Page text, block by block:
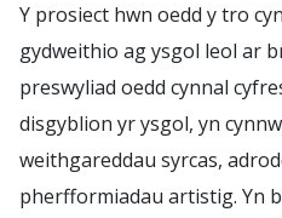
Y prosiect hwn oedd y tro
gydweithio ag ysgol leol ar
preswyliad oedd cynnal
disgyblion yr ysgol, yn
weithgareddau syrcas,
pherfformiadau artistig. Yn